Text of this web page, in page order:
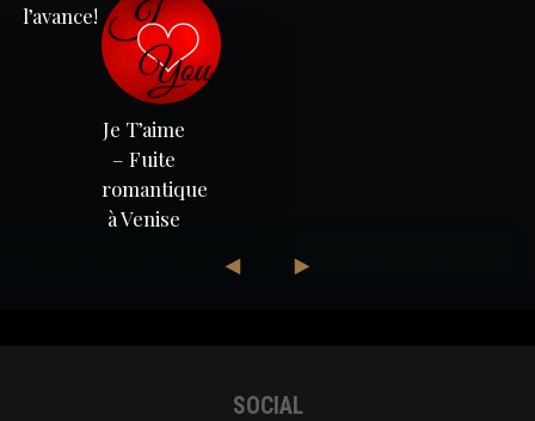
l’avance!
Je T’aime
– Fuite
romantique
à Venise
SOCIAL